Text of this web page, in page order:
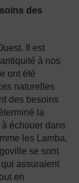
des
Il est
à nos
ont été
naturelles
des besoins
la
échouer dans
les Lamba,
se sont
assuraient
en